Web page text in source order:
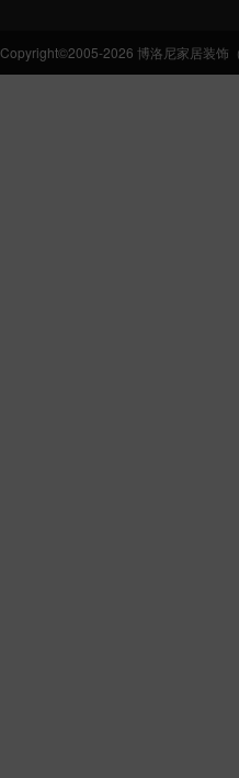
Copyright©2005-2026 博洛尼家居装饰